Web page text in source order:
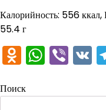
Калорийность: 556 ккал,
55.4 г
Поиск